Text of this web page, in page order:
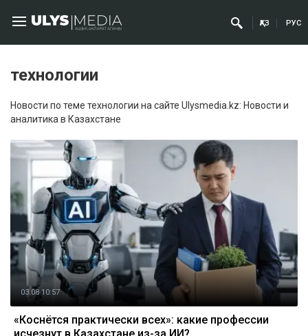
ҚАЗ РУС
технологии
Новости по теме технологии на сайте Ulysmedia.kz: Новости и
аналитика в Казахстане
03.08 10:57
«Коснётся практически всех»: какие профессии